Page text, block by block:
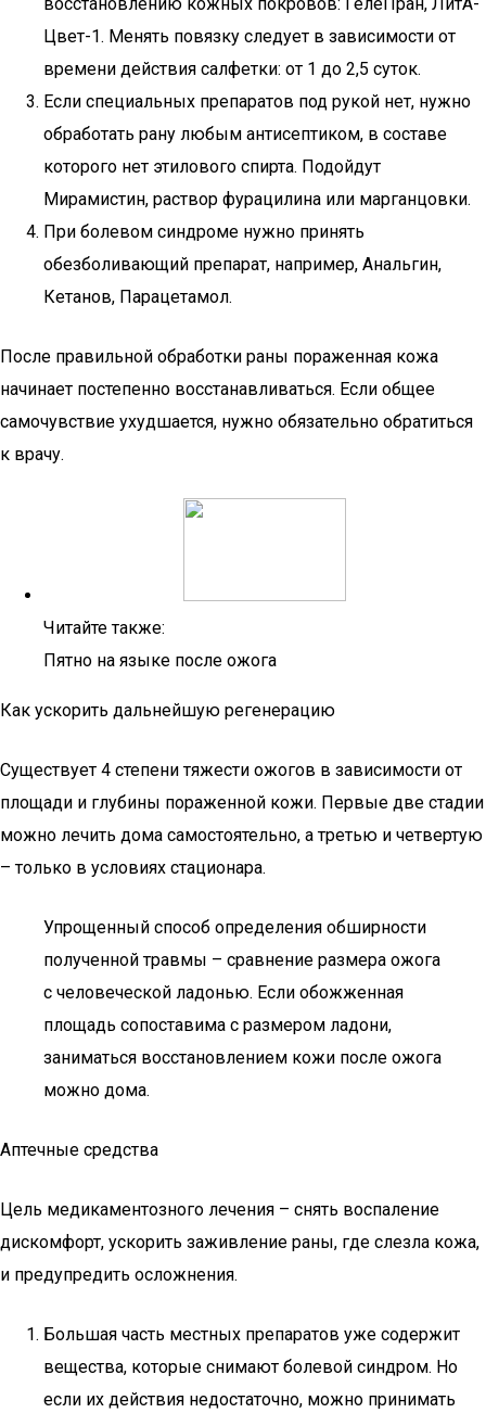
Цвет-1. Менять повязку следует в зависимости от
времени действия салфетки: от 1 до 2,5 суток.
Если специальных препаратов под рукой нет, нужно
обработать рану любым антисептиком, в составе
которого нет этилового спирта. Подойдут
Мирамистин, раствор фурацилина или марганцовки.
При болевом синдроме нужно принять
обезболивающий препарат, например, Анальгин,
Кетанов, Парацетамол.
После правильной обработки раны пораженная кожа
начинает постепенно восстанавливаться. Если общее
самочувствие ухудшается, нужно обязательно обратиться
к врачу.
Читайте также:
Пятно на языке после ожога
Как ускорить дальнейшую регенерацию
Существует 4 степени тяжести ожогов в зависимости от
площади и глубины пораженной кожи. Первые две стадии
можно лечить дома самостоятельно, а третью и четвертую
– только в условиях стационара.
Упрощенный способ определения обширности
полученной травмы – сравнение размера ожога
с человеческой ладонью. Если обожженная
площадь сопоставима с размером ладони,
заниматься восстановлением кожи после ожога
можно дома.
Аптечные средства
Цель медикаментозного лечения – снять воспаление
дискомфорт, ускорить заживление раны, где слезла кожа,
и предупредить осложнения.
Большая часть местных препаратов уже содержит
вещества, которые снимают болевой синдром. Но
если их действия недостаточно, можно принимать